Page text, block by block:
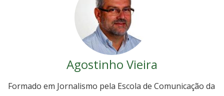
Agostinho Vieira
Formado em Jornalismo pela Escola de Comunicação da